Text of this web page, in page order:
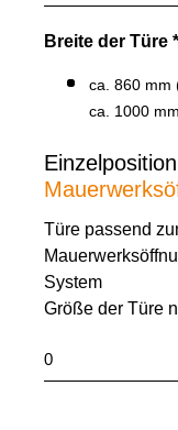
Breite der Türe *
ca. 860 mm
ca. 1000
Türe passend
System
Größe der Türe